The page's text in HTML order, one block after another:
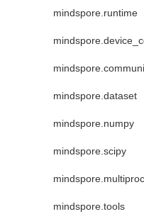
mindspore.runtime
mindspore.dataset
mindspore.numpy
mindspore.scipy
mindspore.tools